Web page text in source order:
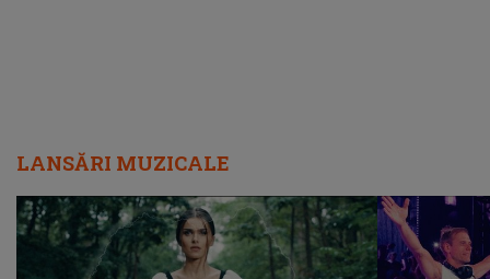
LANSĂRI MUZICALE